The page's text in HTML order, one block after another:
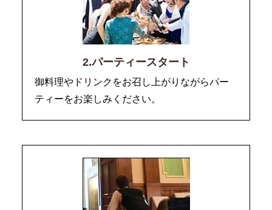
2.パーティースタート
御料理やドリンクをお召し上がりながらパー
ティーをお楽しみください。